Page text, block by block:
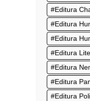
Editura
Editura
Editura
Editura
Editura
Editura
Editura